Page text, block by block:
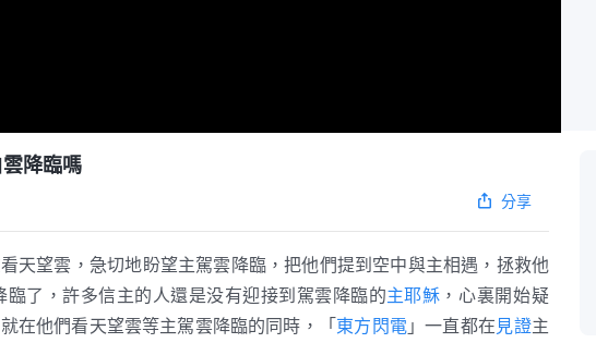
降臨嗎
分享
天望雲，急切地盼望主駕雲降臨，把他們提到空中與主相遇，拯救他
了，許多信主的人還是没有迎接到駕雲降臨的主耶穌 ，心裏開始疑
在他們看天望雲等主駕雲降臨的同時，「東方閃電 」一直都在 見證主